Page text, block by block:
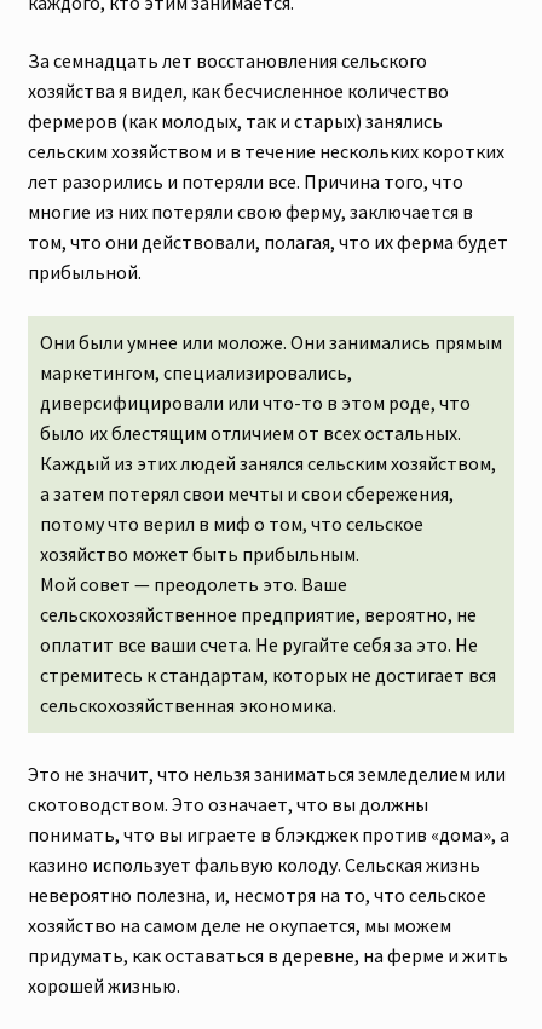
За семнадцать лет восстановления сельского
хозяйства я видел, как бесчисленное количество
фермеров (как молодых, так и старых) занялись
сельским хозяйством и в течение нескольких коротких
лет разорились и потеряли все. Причина того, что
многие из них потеряли свою ферму, заключается в
том, что они действовали, полагая, что их ферма будет
прибыльной.
Они были умнее или моложе. Они занимались прямым
маркетингом, специализировались,
диверсифицировали или что-то в этом роде, что
было их блестящим отличием от всех остальных.
Каждый из этих людей занялся сельским хозяйством,
а затем потерял свои мечты и свои сбережения,
потому что верил в миф о том, что сельское
хозяйство может быть прибыльным.
Мой совет — преодолеть это. Ваше
сельскохозяйственное предприятие, вероятно, не
оплатит все ваши счета. Не ругайте себя за это. Не
стремитесь к стандартам, которых не достигает вся
сельскохозяйственная экономика.
Это не значит, что нельзя заниматься земледелием или
скотоводством. Это означает, что вы должны
понимать, что вы играете в блэкджек против «дома», а
казино использует фальвую колоду. Сельская жизнь
невероятно полезна, и, несмотря на то, что сельское
хозяйство на самом деле не окупается, мы можем
придумать, как оставаться в деревне, на ферме и жить
хорошей жизнью.